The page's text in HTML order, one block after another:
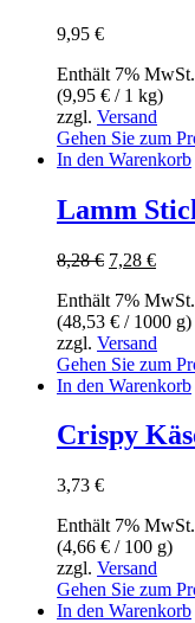
9,95 €
Enthält 7% MwSt.
(9,95 € / 1 kg)
zzgl. Versand
Gehen Sie zum
In den Warenkorb
Lamm
8,28€
war:
8,28 €
7,28 €
ist:
7,28
Enthält 7% MwSt.
(48,53 € / 1000 g)
zzgl. Versand
Gehen Sie zum
In den Warenkorb
Crispy
3,73 €
Enthält 7% MwSt.
(4,66 € / 100 g)
zzgl. Versand
Gehen Sie zum
In den Warenkorb